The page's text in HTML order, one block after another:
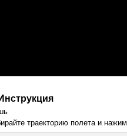
Инструкция
траекторию полета и